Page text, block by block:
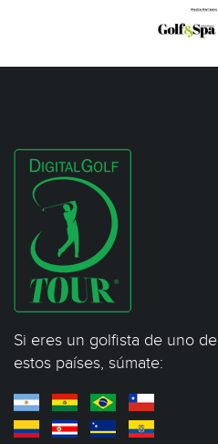
Si eres un golfista de uno de
estos países, súmate: